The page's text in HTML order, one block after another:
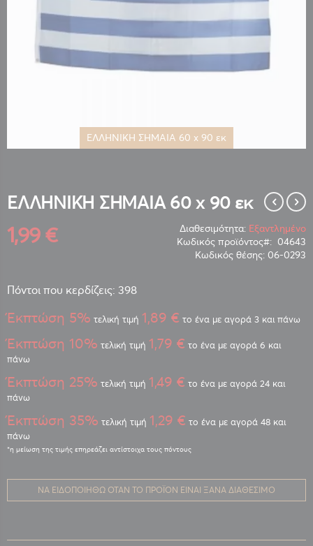
ΕΛΛΗΝΙΚΗ ΣΗΜΑΙΑ 60 x 90 εκ
της
συλλογής
ΕΛΛΗΝΙΚΗ ΣΗΜΑΙΑ 60 x 90 εκ
1,99 € Διαθεσιμότητα: Εξαντλημένο
Κωδικός προϊόντος
04643
Κωδικός θέσης: 06-0293
Πόντοι που κερδίζεις: 398
Έκπτώση 5% τελική τιμή 1,89 € το ένα με αγορά 3 και πάνω
Έκπτώση 10% τελική τιμή 1,79 € το ένα με αγορά 6 και
πάνω
Έκπτώση 25% τελική τιμή 1,49 € το ένα με αγορά 24 και
πάνω
Έκπτώση 35% τελική τιμή 1,29 € το ένα με αγορά 48 και
πάνω
ΝΑ ΕΙΔΟΠΟΙΗΘΏ ΌΤΑΝ ΤΟ ΠΡΟΪΌΝ ΕΊΝΑΙ ΞΑΝΆ ΔΙΑΘΈΣΙΜΟ